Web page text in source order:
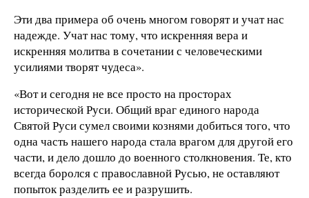
Эти два примера об очень многом говорят и учат нас
надежде. Учат нас тому, что искренняя вера и
искренняя молитва в сочетании с человеческими
усилиями творят чудеса».
«Вот и сегодня не все просто на просторах
исторической Руси. Общий враг единого народа
Святой Руси сумел своими кознями добиться того, что
одна часть нашего народа стала врагом для другой его
части, и дело дошло до военного столкновения. Те, кто
всегда боролся с православной Русью, не оставляют
попыток разделить ее и разрушить.